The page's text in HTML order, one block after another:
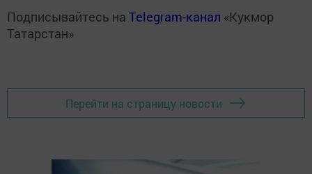
Подписывайтесь на Telegram-канал «Кукмор
Татарстан»
Перейти на страницу новости